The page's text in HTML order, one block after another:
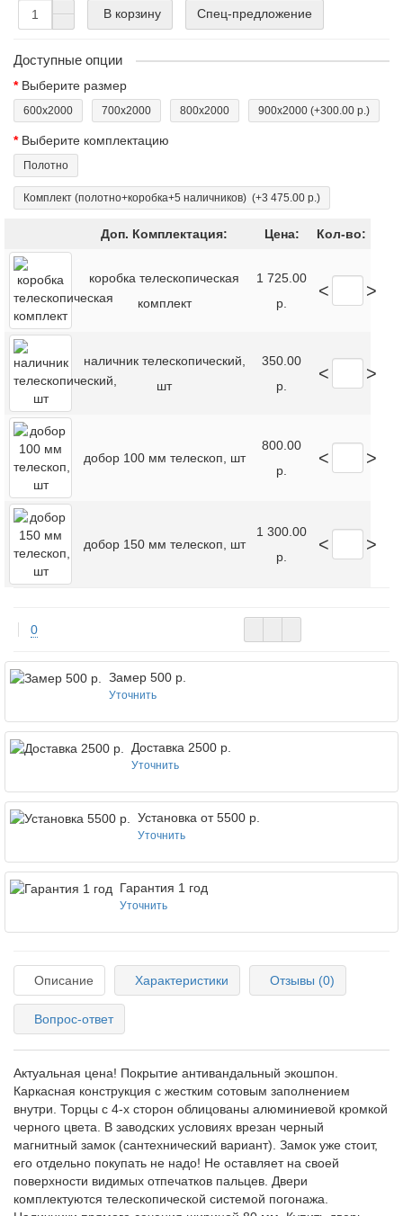
В корзину Спец-предложение
Доступные опции
Выберите размер
600x2000 700x2000 800x2000 900x2000 (+300.00 р.)
Выберите комплектацию
Полотно
Комплект (полотно+коробка+5 наличников) (+3 475.00 р.)
Доп. Комплектация: Цена: Кол-во:
коробка телескопическая
комплект
1 725.00
р.
< >
наличник телескопический,
шт
350.00
р.
< >
добор 100 мм телескоп, шт
800.00
р.
< >
добор 150 мм телескоп, шт
1 300.00
р.
< >
0
Замер 500 р.
Уточнить
Доставка 2500 р.
Уточнить
Установка от 5500 р.
Уточнить
Гарантия 1 год
Уточнить
Описание Характеристики Отзывы (0)
Вопрос-ответ
Актуальная цена! Покрытие антивандальный экошпон.
Каркасная конструкция с жестким сотовым заполнением
внутри. Торцы с 4-х сторон облицованы алюминиевой кромкой
черного цвета. В заводских условиях врезан черный
магнитный замок (сантехнический вариант). Замок уже стоит,
его отдельно покупать не надо! Не оставляет на своей
поверхности видимых отпечатков пальцев. Двери
комплектуются телескопической системой погонажа.